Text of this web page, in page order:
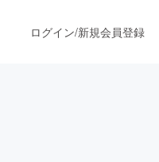
ログイン/新規会員登録